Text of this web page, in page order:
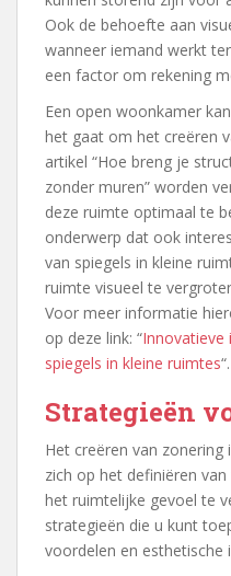
Ook de behoefte aan
wanneer iemand werkt
een factor om rekening
Een open woonkamer
het gaat om het creëren
artikel “Hoe breng je
zonder muren” worden
deze ruimte optimaal te
onderwerp dat ook
van spiegels in kleine
ruimte visueel te
Voor meer informatie
op deze link: “Innovatieve
spiegels in kleine ruimtes“.
Strategieën
Het creëren van
zich op het definiëren
het ruimtelijke gevoel te
strategieën die u kunt
voordelen en esthetische